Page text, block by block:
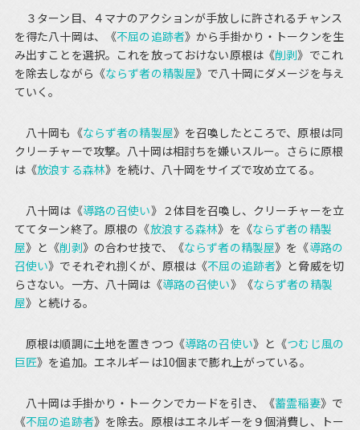
３ターン目、４マナのアクションが手放しに許されるチャンス
を得た八十岡は、《不屈の追跡者》から手掛かり・トークンを生
み出すことを選択。これを放っておけない原根は《削剥》でこれ
を除去しながら《ならず者の精製屋》で八十岡にダメージを与え
ていく。
八十岡も《ならず者の精製屋》を召喚したところで、原根は同
クリーチャーで攻撃。八十岡は相討ちを嫌いスルー。さらに原根
は《放浪する森林》を続け、八十岡をサイズで攻め立てる。
八十岡は《導路の召使い》２体目を召喚し、クリーチャーを立
ててターン終了。原根の《放浪する森林》を《ならず者の精製
屋》と《削剥》の合わせ技で、《ならず者の精製屋》を《導路の
召使い》でそれぞれ捌くが、原根は《不屈の追跡者》と脅威を切
らさない。一方、八十岡は《導路の召使い》《ならず者の精製
屋》と続ける。
原根は順調に土地を置きつつ《導路の召使い》と《つむじ風の
巨匠》を追加。エネルギーは10個まで膨れ上がっている。
八十岡は手掛かり・トークンでカードを引き、《蓄霊稲妻》で
《不屈の追跡者》を除去。原根はエネルギーを９個消費し、トー